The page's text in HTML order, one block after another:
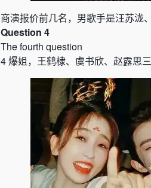
商演报价前几名，男歌手是汪苏泷
Question 4
The fourth question
4爆姐，王鹤棣、虞书欣、赵露思